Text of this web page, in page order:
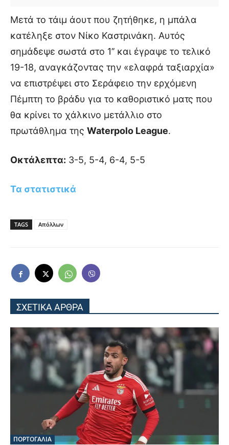
Μετά το τάιμ άουτ που ζητήθηκε, η μπάλα
κατέληξε στον Νίκο Καστρινάκη. Αυτός
σημάδεψε σωστά στο 1’’ και έγραψε το τελικό
19-18, αναγκάζοντας την «ελαφρά ταξιαρχία»
να επιστρέψει στο Σεράφειο την ερχόμενη
Πέμπτη το βράδυ για το καθοριστικό ματς που
θα κρίνει το χάλκινο μετάλλιο στο
πρωτάθλημα της Waterpolo League.
Οκτάλεπτα: 3-5, 5-4, 6-4, 5-5
Τα στατιστικά
TAGS Απόλλων
ΣΧΕΤΙΚΑ ΑΡΘΡΑ
ΠΟΡΤΟΓΑΛΙΑ